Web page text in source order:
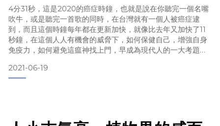
果實：胡桃咖啡色形似橄欖，核桃焦糖色狀似大腦
食用：胡桃酥軟，
4分31秒，這是2020的癌症時鐘，也就是說在你聽完一個名嘴
吹牛，或是聽完一首歌的同時，在台灣就有一個人被癌症逮
到，而且這個時鐘每年都在更新加快，就像比去年又加快了11
秒鐘，在這個人人有機會的威脅下，如何保健自己，增強自身
免疫力，如何避免這瘟神找上門，早成為現代人的一大考題。
現代科技的西醫，更有無數流傳的民間療法，真是各有擁護
2021-06-19